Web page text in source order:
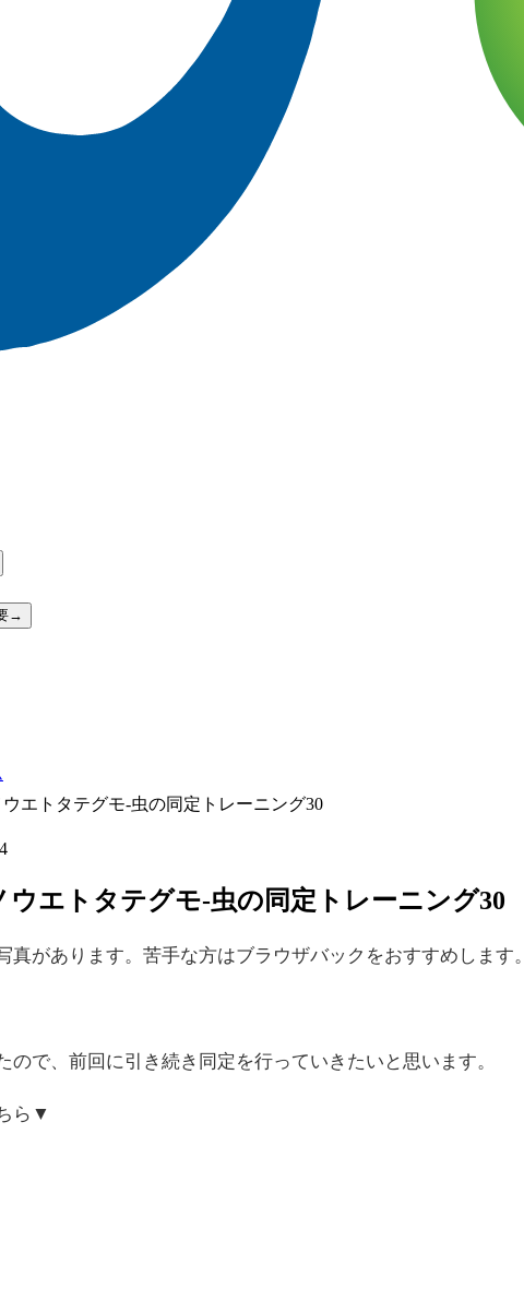
→
ウエトタテグモ-虫の同定トレーニング30
ウエトタテグモ-虫の同定トレーニング30
があります。苦手な方はブラウザバックをおすすめします。
ので、前回に引き続き同定を行っていきたいと思います。
ら▼